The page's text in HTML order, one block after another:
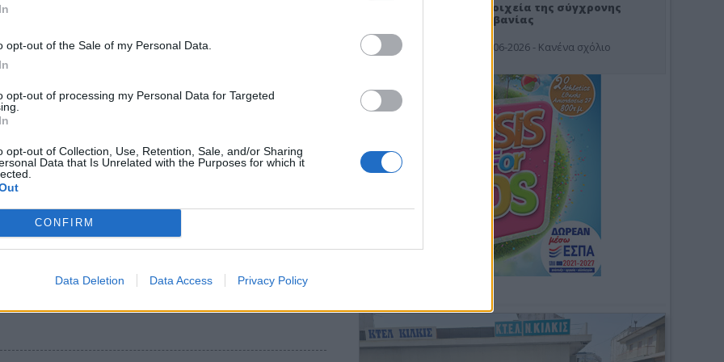
opt-out of the Sale of my Personal Data.
opt-out of processing my Personal Data for Targeted
opt-out of Collection, Use, Retention, Sale, and/or Sharing
Data that Is Unrelated with the Purposes for which it
CONFIRM
Data Deletion Data Access Privacy Policy
του Αντιπεριφερειάρχη Κιλκίς κ. Ανδρέα Βεργίδη, η οποία
του Π.Ε.Σ.Ο.Π.Π. της 16ης Απριλίου 2026 και της 10
η διέλευση, η παραμονή και η κυκλοφορία προσώπων και
22-07-2026 στην Περιφερειακή
με τον Ημερήσιο
Γραμματεία Πολιτικής Προστασίας του Υπουργείου
Προστασίας (
προβλέπεταιΠΟΛΥΥΨΗΛΟΣκίνδυνος πυρκαγιάς (κατηγορία
Στοιχεία της σύγχρονης
Αλβανίας
19-06-2026 - Κανένα σχόλιο